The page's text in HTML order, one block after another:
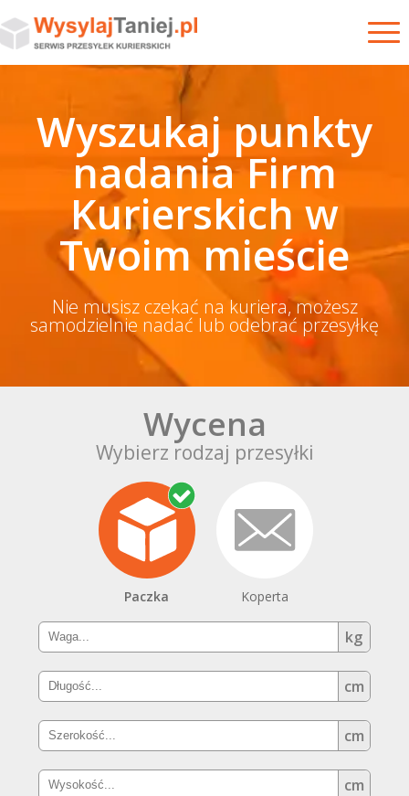
Wyszukaj punkty
nadania Firm
Kurierskich w
Twoim mieście
Nie musisz czekać na kuriera, możesz
samodzielnie nadać lub odebrać przesyłkę
Wycena
Wybierz rodzaj przesyłki
Paczka Koperta
kg
cm
cm
cm